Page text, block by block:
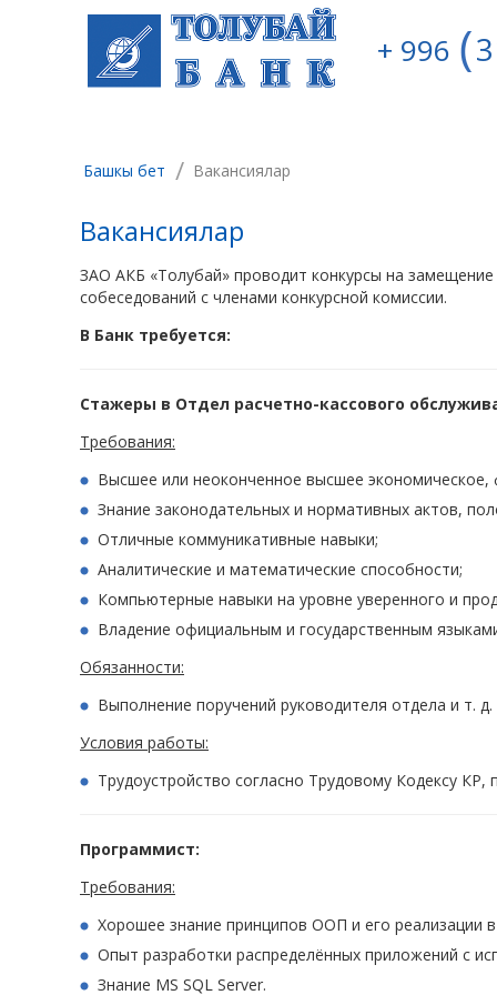
+ 996
Башкы бет / Вакансиялар
Вакансиялар
ЗАО АКБ «Толубай» проводит конкурсы на
собеседований с членами конкурсной комиссии.
В Банк требуется:
Стажеры в Отдел расчетно-кассового
Требования:
Высшее или неоконченное высшее экономическое,
Знание законодательных и нормативных актов,
Отличные коммуникативные навыки;
Аналитические и математические способности;
Компьютерные навыки на уровне уверенного и
Владение официальным и государственным
Обязанности:
Выполнение поручений руководителя отдела и т. д.
Условия работы:
Трудоустройство согласно Трудовому Кодексу
Программист:
Требования:
Хорошее знание принципов ООП и его реализации
Опыт разработки распределённых приложений с
Знание MS SQL Server.